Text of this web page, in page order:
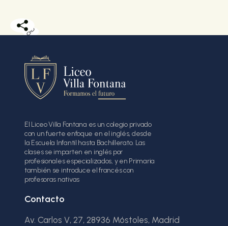
El Liceo Villa Fontana es un colegio privado
con un fuerte enfoque en el inglés, desde
la Escuela Infantil hasta Bachillerato. Las
clases se imparten en inglés por
profesionales especializados, y en Primaria
también se introduce el francés con
profesoras nativas
Contacto
Av. Carlos V, 27, 28936 Móstoles, Madrid